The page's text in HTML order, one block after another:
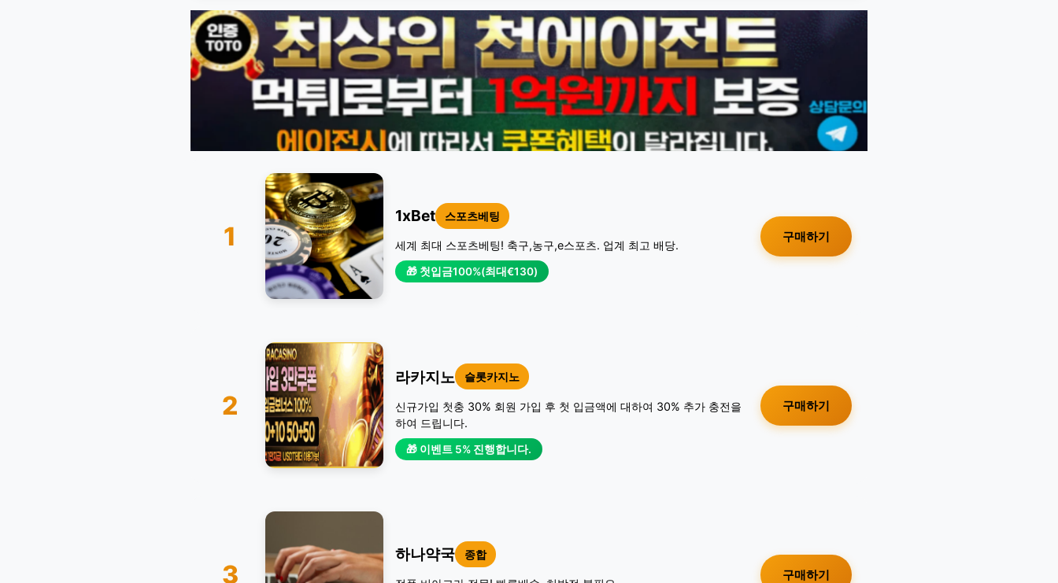
1
1xBet 스포츠베팅
세계 최대 스포츠베팅! 축구,농구,e스포츠. 업계 최고 배당.
🎁 첫입금100%(최대€130)
구매하기
2
라카지노 슬롯카지노
신규가입 첫충 30% 회원 가입 후 첫 입금액에 대하여 30% 추가 충전을
하여 드립니다.
🎁 이벤트 5% 진행합니다.
구매하기
3
하나약국 종합
구매하기